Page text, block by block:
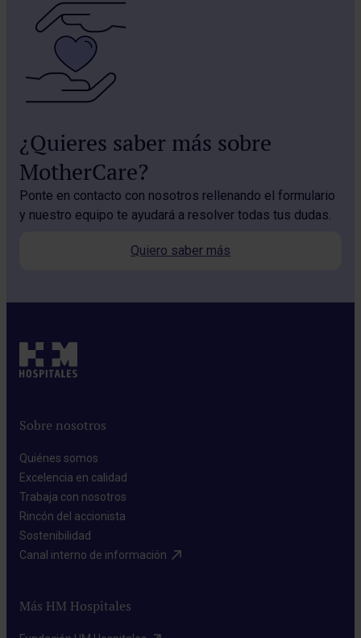
¿Quieres saber más sobre
MotherCare?
Ponte en contacto con nosotros rellenando el formulario
y nuestro equipo te ayudará a resolver todas tus dudas.
Quiero saber más
Sobre nosotros
Quiénes somos​
Excelencia en calidad​
Trabaja con nosotros​
Rincón del accionista​
Sostenibilidad​
Canal interno de información​
Más HM Hospitales